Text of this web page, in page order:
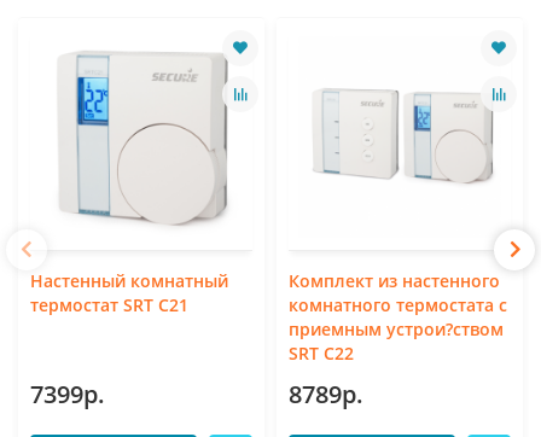
Настенный комнатный
термостат SRT C21
7399р.
Комплект из настенного
комнатного термостата с
приемным устрои?ством
SRT C22
8789р.